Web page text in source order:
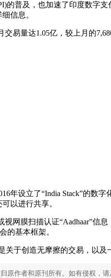
的普及，也加速了印度数字
信息。
易量达1.05亿，较上月的
年设立了“India Stack”的数
以进行共享。
视网膜扫描认证“Aadhaar”
的基本框架。
关于创造无摩擦的交易，以及
原作者和原刊所有。如有侵权，请